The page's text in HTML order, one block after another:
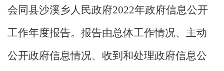
会同县沙溪乡人民政府2022年政府信息公开
工作年度报告。报告由总体工作情况、主动
公开政府信息情况、收到和处理政府信息公